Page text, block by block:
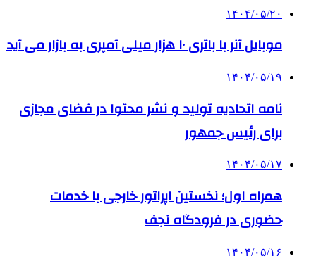
۱۴۰۴/۰۵/۲۰
موبایل آنر با باتری ۱۰ هزار میلی آمپری به بازار می آید
۱۴۰۴/۰۵/۱۹
نامه اتحادیه تولید و نشر محتوا در فضای مجازی
برای رئیس جمهور
۱۴۰۴/۰۵/۱۷
همراه اول؛ نخستین اپراتور خارجی با خدمات
حضوری در فرودگاه نجف
۱۴۰۴/۰۵/۱۶